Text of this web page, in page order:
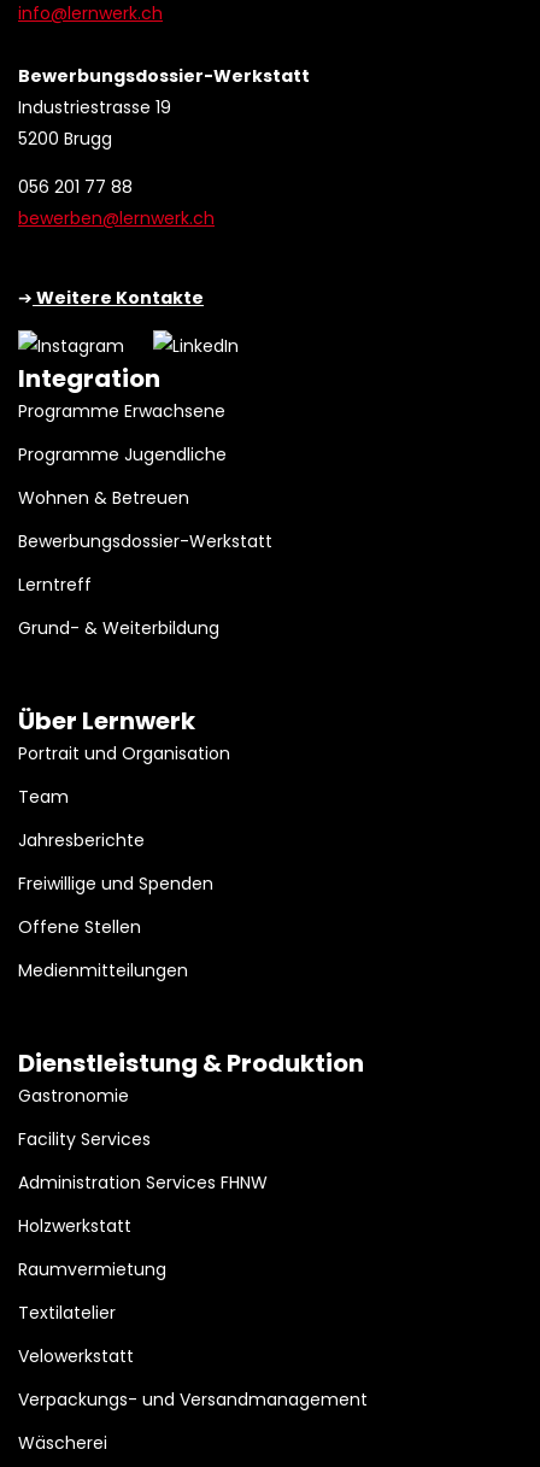
info@lernwerk.ch
Bewerbungsdossier-Werkstatt
Industriestrasse 19
5200 Brugg
056 201 77 88
bewerben@lernwerk.ch
➔ Weitere Kontakte
Integration
Programme Erwachsene
Programme Jugendliche
Wohnen & Betreuen
Bewerbungsdossier-Werkstatt
Lerntreff
Grund- & Weiterbildung
Über Lernwerk
Portrait und Organisation
Team
Jahresberichte
Freiwillige und Spenden
Offene Stellen
Medienmitteilungen
Dienstleistung & Produktion
Gastronomie
Facility Services
Administration Services FHNW
Holzwerkstatt
Raumvermietung
Textilatelier
Velowerkstatt
Verpackungs- und Versandmanagement
Wäscherei